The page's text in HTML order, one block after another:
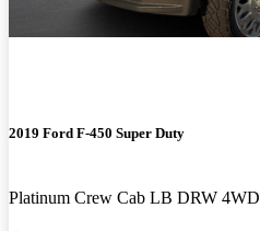
2019 Ford F-450 Super Duty
Platinum Crew Cab LB DRW 4WD